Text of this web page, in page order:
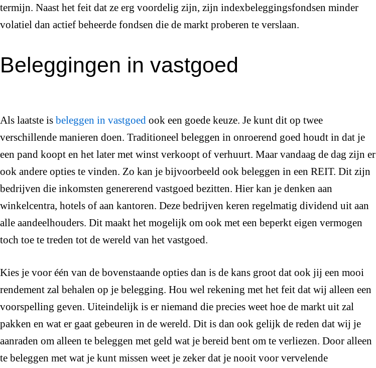
termijn. Naast het feit dat ze erg voordelig zijn, zijn indexbeleggingsfondsen minder
volatiel dan actief beheerde fondsen die de markt proberen te verslaan.
Beleggingen in vastgoed
Als laatste is beleggen in vastgoed ook een goede keuze. Je kunt dit op twee
verschillende manieren doen. Traditioneel beleggen in onroerend goed houdt in dat je
een pand koopt en het later met winst verkoopt of verhuurt. Maar vandaag de dag zijn er
ook andere opties te vinden. Zo kan je bijvoorbeeld ook beleggen in een REIT. Dit zijn
bedrijven die inkomsten genererend vastgoed bezitten. Hier kan je denken aan
winkelcentra, hotels of aan kantoren. Deze bedrijven keren regelmatig dividend uit aan
alle aandeelhouders. Dit maakt het mogelijk om ook met een beperkt eigen vermogen
toch toe te treden tot de wereld van het vastgoed.
Kies je voor één van de bovenstaande opties dan is de kans groot dat ook jij een mooi
rendement zal behalen op je belegging. Hou wel rekening met het feit dat wij alleen een
voorspelling geven. Uiteindelijk is er niemand die precies weet hoe de markt uit zal
pakken en wat er gaat gebeuren in de wereld. Dit is dan ook gelijk de reden dat wij je
aanraden om alleen te beleggen met geld wat je bereid bent om te verliezen. Door alleen
te beleggen met wat je kunt missen weet je zeker dat je nooit voor vervelende